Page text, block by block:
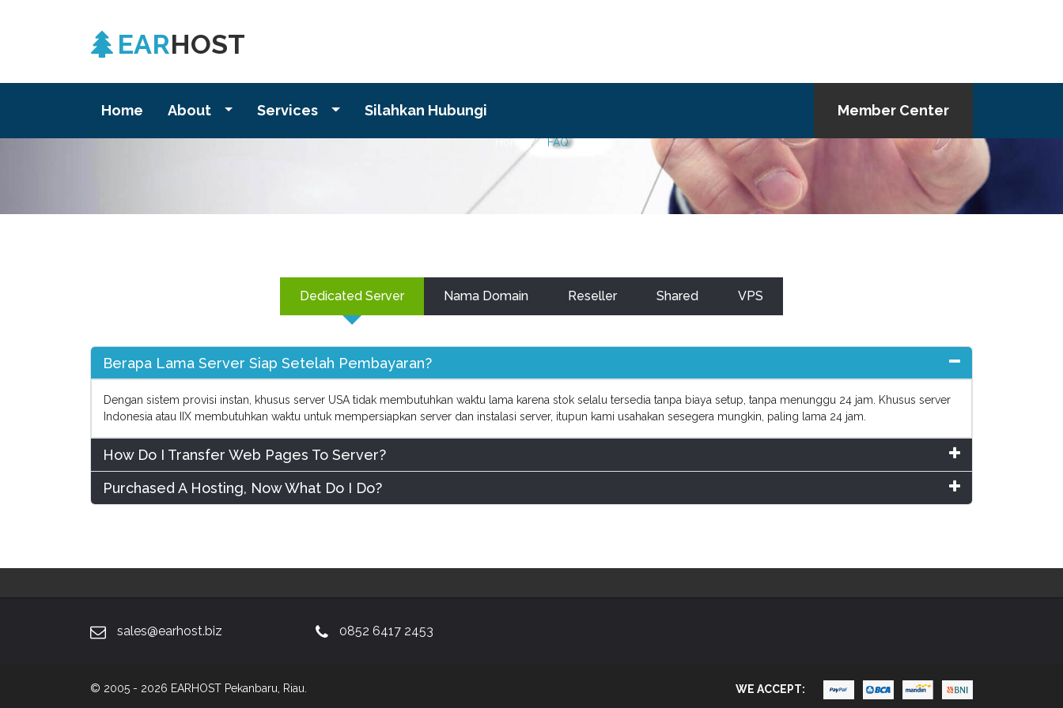
EARHOST
Home About Services Silahkan Hubungi Member Center
FAQ
Home FAQ
Dedicated Server Nama Domain Reseller Shared VPS
Berapa Lama Server Siap Setelah Pembayaran?
Dengan sistem provisi instan, khusus server USA tidak membutuhkan waktu lama karena stok selalu tersedia tanpa biaya setup, tanpa menunggu 24 jam. Khusus server
Indonesia atau IIX membutuhkan waktu untuk mempersiapkan server dan instalasi server, itupun kami usahakan sesegera mungkin, paling lama 24 jam.
How Do I Transfer Web Pages To Server?
Purchased A Hosting, Now What Do I Do?
sales@earhost.biz 0852 6417 2453
© 2005 - 2026 EARHOST Pekanbaru, Riau. WE ACCEPT: